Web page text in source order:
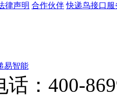
律声明 合作伙伴 快递鸟接口服
易智能
： 400-